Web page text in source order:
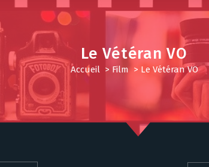
Le Vétéran VO
Accueil > Film> Le Vétéran VO